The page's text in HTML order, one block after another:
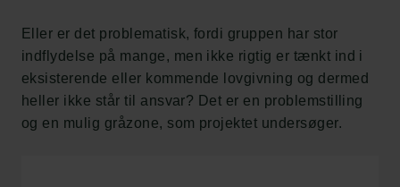
Eller er det problematisk, fordi gruppen har stor
indflydelse på mange, men ikke rigtig er tænkt ind i
eksisterende eller kommende lovgivning og dermed
heller ikke står til ansvar? Det er en problemstilling
og en mulig gråzone, som projektet undersøger.